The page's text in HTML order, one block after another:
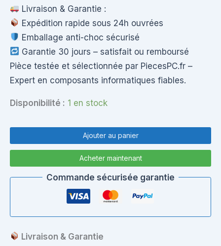
Livraison & Garantie :
Expédition rapide sous 24h ouvrées
Emballage anti-choc sécurisé
Garantie 30 jours – satisfait ou remboursé
Pièce testée et sélectionnée par PiecesPC.fr –
Expert en composants informatiques fiables.
Disponibilité : 1 en stock
Carte
Wi-
00JT477
–
Ajouter au panier
Acheter maintenant
Commande sécurisée garantie
Livraison & Garantie